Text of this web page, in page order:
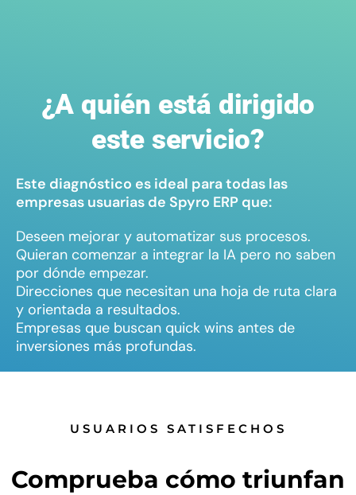
¿A quién está dirigido
este servicio?
Este diagnóstico es ideal para todas las
empresas usuarias de Spyro ERP que:
Deseen mejorar y automatizar sus procesos.
Quieran comenzar a integrar la IA pero no saben
por dónde empezar.
Direcciones que necesitan una hoja de ruta clara
y orientada a resultados.
Empresas que buscan quick wins antes de
inversiones más profundas.
USUARIOS SATISFECHOS
Comprueba cómo triunfan